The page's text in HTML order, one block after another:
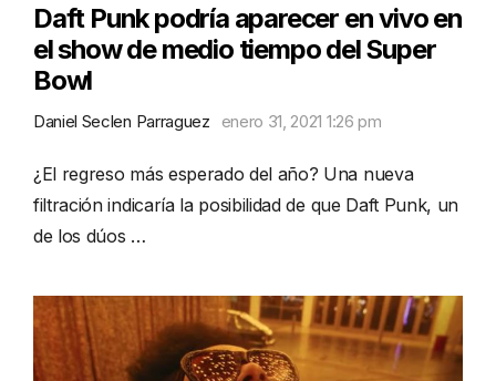
Daft Punk podría aparecer en vivo en
el show de medio tiempo del Super
Bowl
Daniel Seclen Parraguez enero 31, 2021 1:26 pm
¿El regreso más esperado del año? Una nueva
filtración indicaría la posibilidad de que Daft Punk, un
de los dúos …